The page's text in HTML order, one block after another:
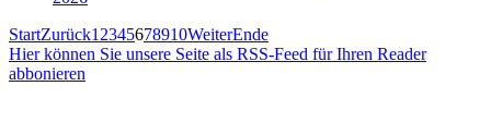
StartZurück1 2345678910WeiterEnde
Hier können Sie unsere Seite als RSS-Feed für Ihren Reader
abbonieren